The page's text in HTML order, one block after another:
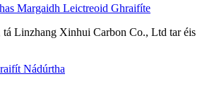
Margaidh Leictreoid Ghraifíte
tá Linzhang Xinhui Carbon Co., Ltd tar éis